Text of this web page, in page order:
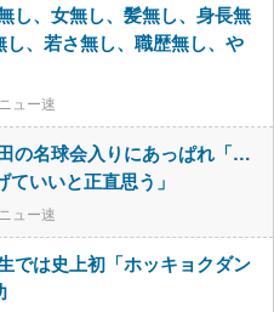
し、女無し、髪無し、身長無
し、若さ無し、職歴無し、や
ニュー速
の名球会入りにあっぱれ「…
いいと正直思う」
ニュー速
では史上初「ホッキョクダン